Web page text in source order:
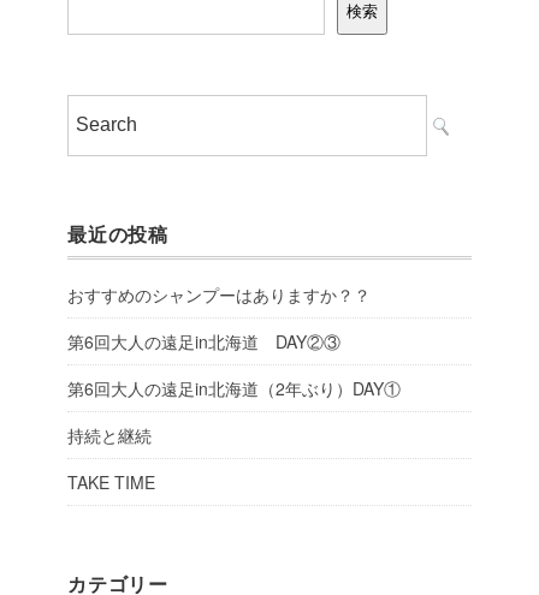
検索
最近の投稿
おすすめのシャンプーはありますか？？
第6回大人の遠足in北海道 DAY②③
第6回大人の遠足in北海道（2年ぶり）DAY①
持続と継続
TAKE TIME
カテゴリー